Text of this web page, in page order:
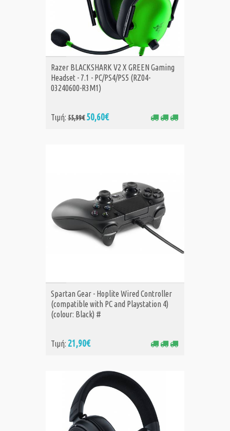
ΑΓΟΡΑ
Razer BLACKSHARK V2 X GREEN Gaming
Headset - 7.1 - PC/PS4/PS5 (RZ04-
03240600-R3M1)
Τιμή: 55,99€ 50,60€
ΑΓΟΡΑ
Spartan Gear - Hoplite Wired Controller
(compatible with PC and Playstation 4)
(colour: Black) #
Τιμή: 21,90€